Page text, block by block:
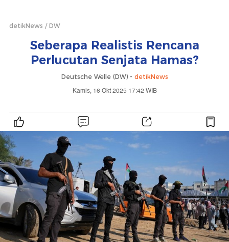
detikNews DW
Seberapa Realistis Rencana
Perlucutan Senjata Hamas?
Deutsche Welle (DW) - detikNews
Kamis, 16 Okt 2025 17:42 WIB